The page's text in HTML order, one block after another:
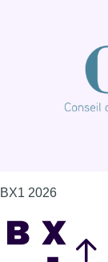
BX1 2026